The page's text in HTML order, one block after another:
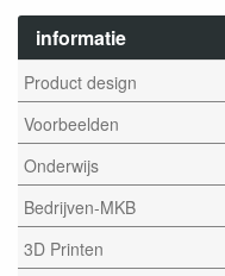
informatie
Product design
Voorbeelden
Onderwijs
Bedrijven-MKB
3D Printen